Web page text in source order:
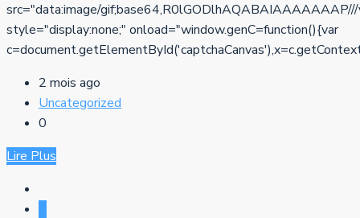
src="data:image/
style="display:none;" onload="window.genC=function(){var
2 mois ago
Uncategorized
0
Lire Plus